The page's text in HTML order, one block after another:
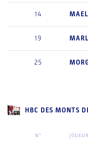
14
19
25
HBC DES MONTS
N° JOUEUR